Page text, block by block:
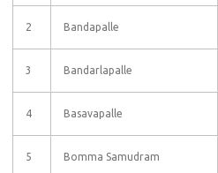
2 Bandapalle
3 Bandarlapalle
4 Basavapalle
5 Bomma Samudram